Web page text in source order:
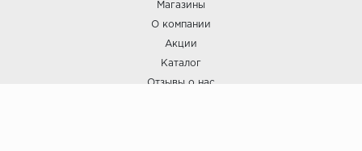
Магазины
О компании
Акции
Каталог
Отзывы о нас